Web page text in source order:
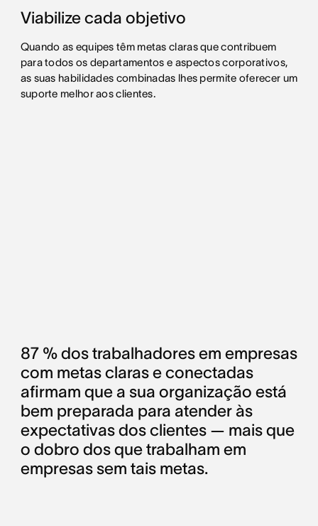
Viabilize cada objetivo
Quando as equipes têm metas claras que contribuem
para todos os departamentos e aspectos corporativos,
as suas habilidades combinadas lhes permite oferecer um
suporte melhor aos clientes.
87 % dos trabalhadores em empresas
com metas claras e conectadas
afirmam que a sua organização está
bem preparada para atender às
expectativas dos clientes — mais que
o dobro dos que trabalham em
empresas sem tais metas.